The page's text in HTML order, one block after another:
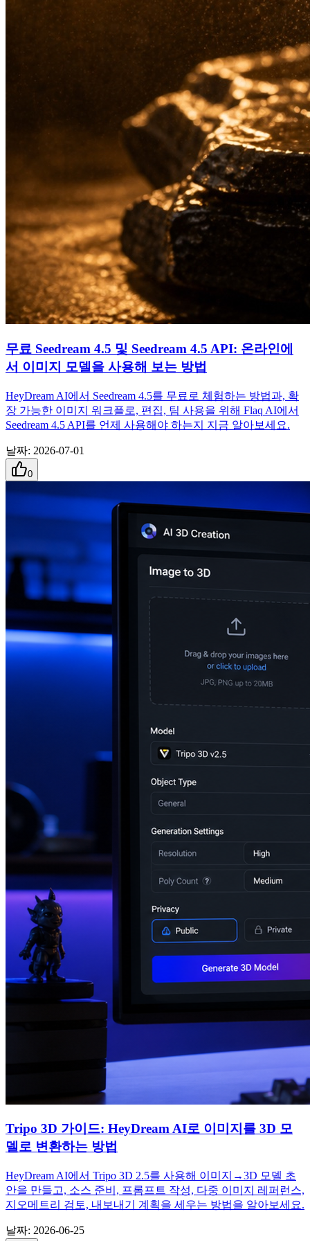
무료 Seedream 4.5 및 Seedream 4.5 API: 온라인에
서 이미지 모델을 사용해 보는 방법
HeyDream AI에서 Seedream 4.5를 무료로 체험하는 방법과, 확
장 가능한 이미지 워크플로, 편집, 팀 사용을 위해 Flaq AI에서
Seedream 4.5 API를 언제 사용해야 하는지 지금 알아보세요.
날짜: 2026-07-01
0
Tripo 3D 가이드: HeyDream AI로 이미지를 3D 모
델로 변환하는 방법
HeyDream AI에서 Tripo 3D 2.5를 사용해 이미지→3D 모델 초
안을 만들고, 소스 준비, 프롬프트 작성, 다중 이미지 레퍼런스,
지오메트리 검토, 내보내기 계획을 세우는 방법을 알아보세요.
날짜: 2026-06-25